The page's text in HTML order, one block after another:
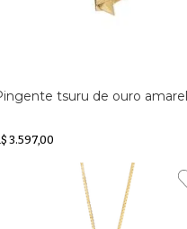
tsuru de ouro
3.597,00